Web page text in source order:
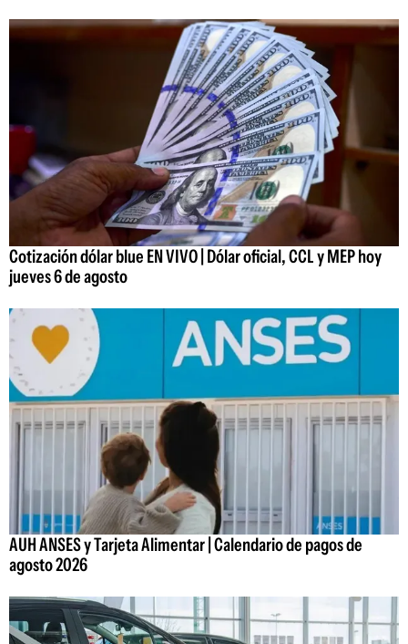
Cotización dólar blue EN VIVO | Dólar oficial, CCL y MEP hoy
jueves 6 de agosto
AUH ANSES y Tarjeta Alimentar | Calendario de pagos de
agosto 2026